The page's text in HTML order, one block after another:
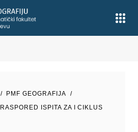
PMF GEOGRAFIJA
RASPORED ISPITA ZA I CIKLUS